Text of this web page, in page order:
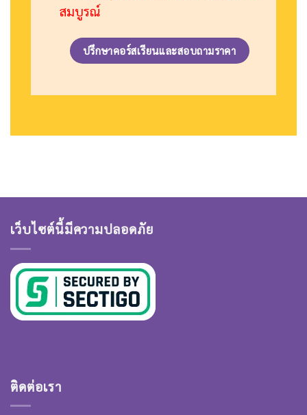
สมบูรณ์
ปรึกษาคอร์สเรียนและสอบถามราคา
เว็บไซต์นี้มีความปลอดภัย
ติดต่อเรา